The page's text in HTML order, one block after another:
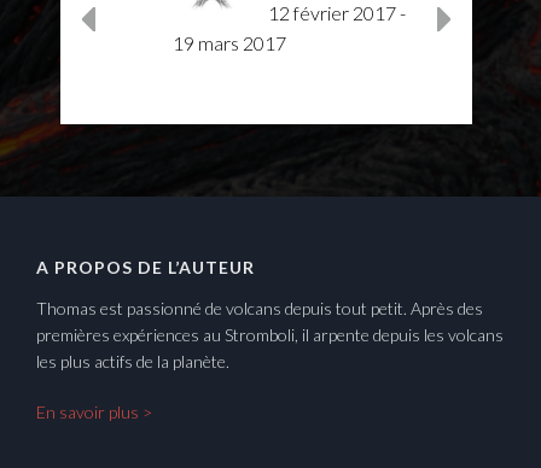
12 février 2017-
19 mars 2017
A PROPOS DE L’AUTEUR
Thomas est passionné de volcans depuis tout petit. Après des
premières expériences au Stromboli, il arpente depuis les volcans
les plus actifs de la planète.
En savoir plus >